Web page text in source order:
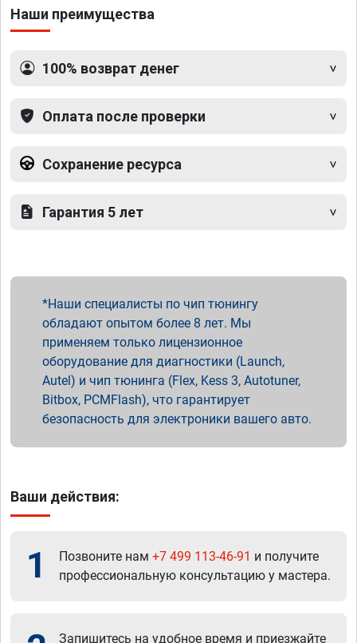
Наши преимущества
100% возврат денег
Оплата после проверки
Сохранение ресурса
Гарантия 5 лет
Наши специалисты по чип тюнингу
обладают опытом более 8 лет. Мы
применяем только лицензионное
оборудование для диагностики (Launch,
Autel) и чип тюнинга (Flex, Kess 3, Autotuner,
Bitbox, PCMFlash), что гарантирует
безопасность для электроники вашего авто.
Ваши действия:
1 Позвоните нам +7 499 113-46-91 и получите
профессиональную консультацию у мастера.
Запишитесь на удобное время и приезжайте